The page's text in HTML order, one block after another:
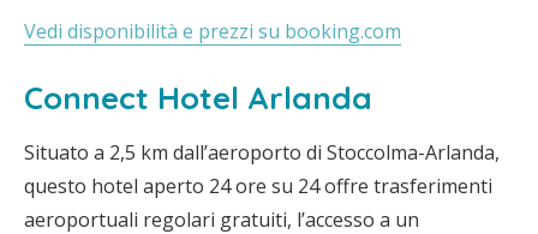
Vedi disponibilità e prezzi su booking.com
Connect Hotel Arlanda
Situato a 2,5 km dall’aeroporto di Stoccolma-Arlanda,
questo hotel aperto 24 ore su 24 offre trasferimenti
aeroportuali regolari gratuiti, l’accesso a un